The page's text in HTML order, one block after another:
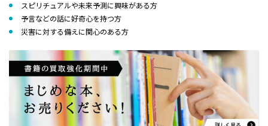
スピリチュアルや未来予測に興味がある方
予言などの話に好奇心を持つ方
災害に対する備えに関心のある方